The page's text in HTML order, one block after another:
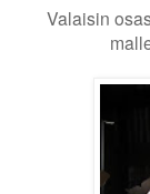
Valaisin